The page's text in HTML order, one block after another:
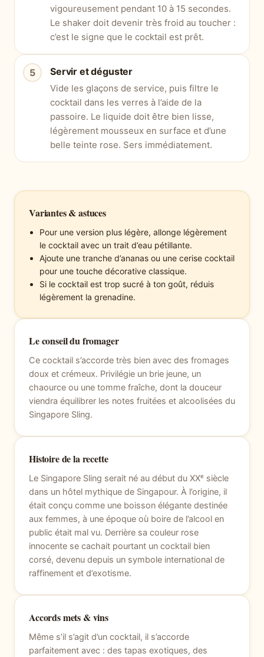
vigoureusement pendant 10 à 15 secondes.
Le shaker doit devenir très froid au toucher :
c’est le signe que le cocktail est prêt.
Servir et déguster
Vide les glaçons de service, puis filtre le
cocktail dans les verres à l’aide de la
passoire. Le liquide doit être bien lisse,
légèrement mousseux en surface et d’une
belle teinte rose. Sers immédiatement.
Variantes & astuces
Pour une version plus légère, allonge légèrement
le cocktail avec un trait d’eau pétillante.
Ajoute une tranche d’ananas ou une cerise cocktail
pour une touche décorative classique.
Si le cocktail est trop sucré à ton goût, réduis
légèrement la grenadine.
Le conseil du fromager
Ce cocktail s’accorde très bien avec des fromages
doux et crémeux. Privilégie un brie jeune, un
chaource ou une tomme fraîche, dont la douceur
viendra équilibrer les notes fruitées et alcoolisées du
Singapore Sling.
Histoire de la recette
Le Singapore Sling serait né au début du XXᵉ siècle
dans un hôtel mythique de Singapour. À l’origine, il
était conçu comme une boisson élégante destinée
aux femmes, à une époque où boire de l’alcool en
public était mal vu. Derrière sa couleur rose
innocente se cachait pourtant un cocktail bien
corsé, devenu depuis un symbole international de
raffinement et d’exotisme.
Accords mets & vins
Même s’il s’agit d’un cocktail, il s’accorde
parfaitement avec : des tapas exotiques, des